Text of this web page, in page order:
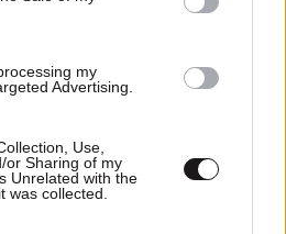
my
Advertising.
Use,
or Sharing of my
Unrelated with the
was collected.
για την άνιση
στα μέσα ενημέρωσης. Η
συμβολισμό
που προμηνύει μεγάλες